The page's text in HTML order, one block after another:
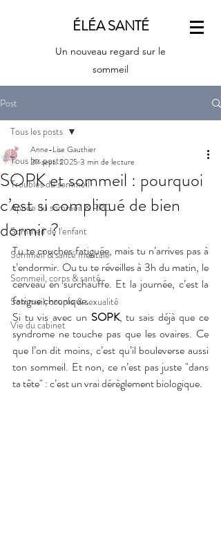
ÉLÉA SANTÉ
Un nouveau regard sur le
sommeil
Post
Tous les posts
Troubles du sommeil
Apnée du sommeil & PPC
Sommeil de l'enfant
Sommeil & santé mentale
Sommeil, corps & santé
Sommeil, couple & sexualité
Vie du cabinet
Tous les posts
SOPK et sommeil : pourquoi
c’est si compliqué de bien
dormir ?
Anne-Lise Gauthier
29 sept. 2025 3 min de lecture
Tu te couches fatiguée, mais tu n’arrives pas à
t’endormir. Ou tu te réveilles à 3h du matin, le
cerveau en surchauffe. Et la journée, c’est la
fatigue chronique.
Si tu vis avec un SOPK, tu sais déjà que ce
syndrome ne touche pas que les ovaires. Ce
que l’on dit moins, c’est qu’il bouleverse aussi
ton sommeil. Et non, ce n’est pas juste "dans
ta tête" : c’est un vrai dérèglement biologique.